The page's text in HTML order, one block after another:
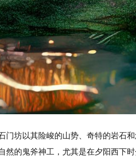
坊以其险峻的山势、奇特的岩石
的鬼斧神工，尤其是在夕阳西下